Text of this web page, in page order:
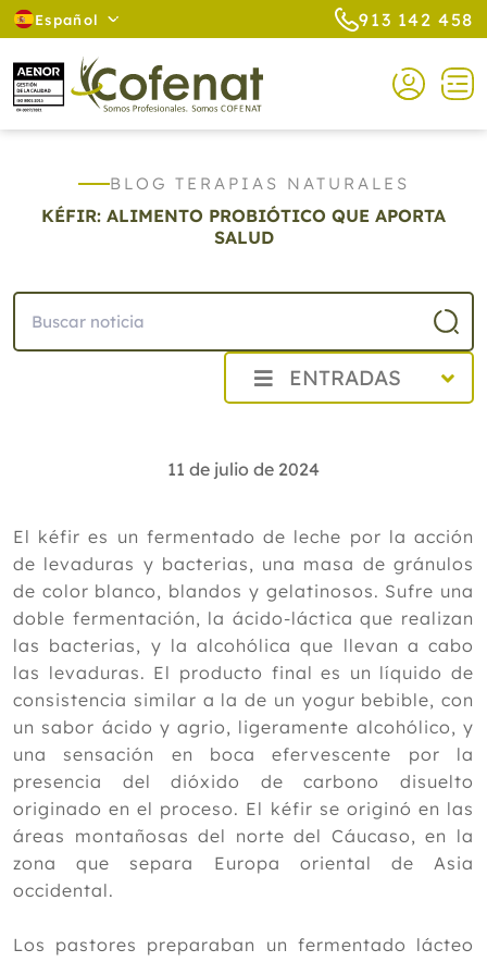
Español 913 142 458
BLOG TERAPIAS NATURALES
KÉFIR: ALIMENTO PROBIÓTICO QUE APORTA
SALUD
ENTRADAS
2025
Diciembre
Noviembre
Octubre
Septiembre
Agosto
Julio
Junio
Mayo
Abril
Marzo
Febrero
Enero
2023
2021
11 de julio de 2024
El kéfir es un fermentado de leche por la acción
de levaduras y bacterias, una masa de gránulos
de color blanco, blandos y gelatinosos. Sufre una
doble fermentación, la ácido-láctica que realizan
las bacterias, y la alcohólica que llevan a cabo
las levaduras. El producto final es un líquido de
consistencia similar a la de un yogur bebible, con
un sabor ácido y agrio, ligeramente alcohólico, y
una sensación en boca efervescente por la
presencia del dióxido de carbono disuelto
originado en el proceso. El kéfir se originó en las
áreas montañosas del norte del Cáucaso, en la
zona que separa Europa oriental de Asia
occidental.
Los pastores preparaban un fermentado lácteo